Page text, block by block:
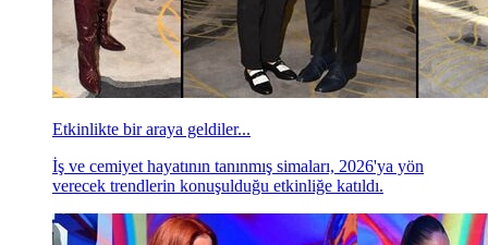
Etkinlikte bir araya geldiler...
İş ve cemiyet hayatının tanınmış simaları, 2026'ya yön
verecek trendlerin konuşulduğu etkinliğe katıldı.